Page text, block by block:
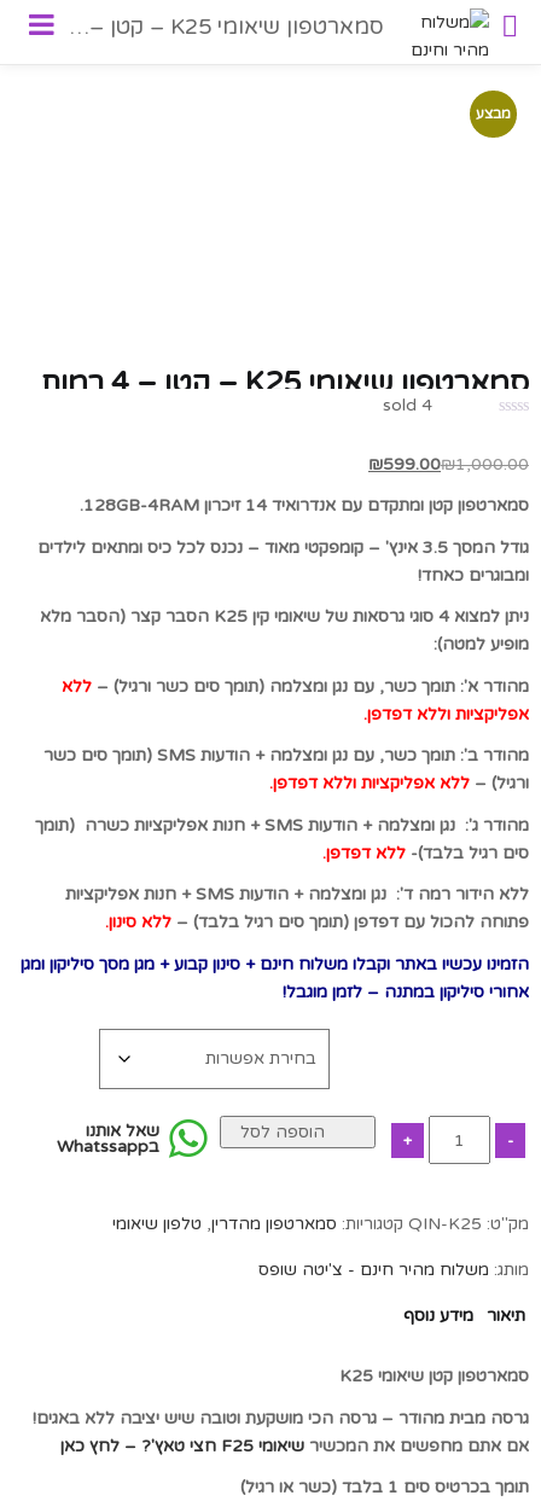
סמארטפון שיאומי K25 – קטן – 4 רמות סינון שונות
מבצע
סמארטפון שיאומי K25 – קטן – 4 רמות
4
sold
₪1,000.00
₪599.00
סמארטפון קטן ומתקדם עם אנדרואיד 14 זיכרון 128GB-4RAM.
גודל המסך 3.5 אינץ' – קומפקטי מאוד – נכנס לכל כיס ומתאים לילדים
ומבוגרים כאחד!
ניתן למצוא 4 סוגי גרסאות של שיאומי קין K25 הסבר קצר (הסבר מלא
מופיע למטה):
מהודר א': תומך כשר, עם נגן ומצלמה (תומך סים כשר ורגיל) – ללא
אפליקציות וללא דפדפן.
מהודר ב': תומך כשר, עם נגן ומצלמה + הודעות SMS (תומך סים כשר
ורגיל) – ללא אפליקציות וללא דפדפן.
מהודר ג': נגן ומצלמה + הודעות SMS + חנות אפליקציות כשרה (תומך
סים רגיל בלבד)- ללא דפדפן.
ללא הידור רמה ד': נגן ומצלמה + הודעות SMS + חנות אפליקציות
פתוחה להכול עם דפדפן (תומך סים רגיל בלבד) – ללא סינון.
הזמינו עכשיו באתר וקבלו משלוח חינם + סינון קבוע + מגן מסך סיליקון ומגן
אחורי סיליקון במתנה – לזמן מוגבל!
סמארטפון
שיאומי
קטן
-
רמות
שונות
הוספה לסל שאל אותנו
בWhatssapp
מק"ט: QIN-K25 קטגוריות: סמארטפון מהדרין, טלפון שיאומי
מותג: משלוח מהיר חינם - צ'יטה שופס
תיאור מידע נוסף
סמארטפון קטן שיאומי K25
גרסה מבית מהודר – גרסה הכי מושקעת וטובה שיש יציבה ללא באגים!
אם אתם מחפשים את המכשיר שיאומי F25 חצי טאץ'? – לחץ כאן
תומך בכרטיס סים 1 בלבד (כשר או רגיל)